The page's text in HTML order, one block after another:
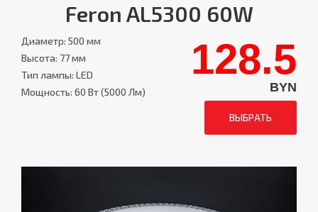
Feron AL5300 60W
Диаметр: 500 мм 128.5
BYN
Высота: 77 мм
Тип лампы: LED
Мощность: 60 Вт (5000 Лм)
ВЫБРАТЬ